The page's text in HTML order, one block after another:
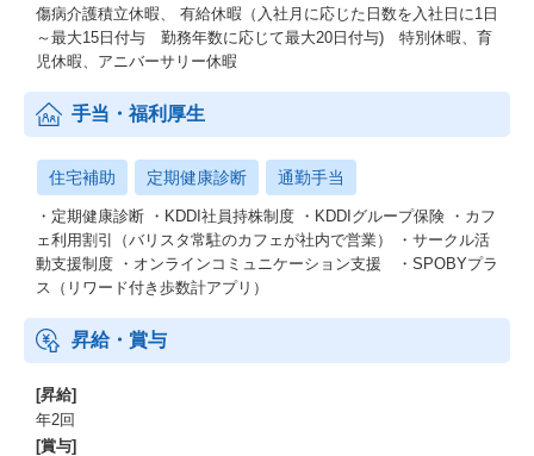
傷病介護積立休暇、 有給休暇（入社月に応じた日数を入社日に1日
～最大15日付与 勤務年数に応じて最大20日付与) 特別休暇、育
児休暇、アニバーサリー休暇
手当・福利厚生
住宅補助 定期健康診断 通勤手当
・定期健康診断 ・KDDI社員持株制度 ・KDDIグループ保険 ・カフ
ェ利用割引（バリスタ常駐のカフェが社内で営業） ・サークル活
動支援制度 ・オンラインコミュニケーション支援 ・SPOBYプラ
ス（リワード付き歩数計アプリ）
昇給・賞与
[昇給]
年2回
[賞与]